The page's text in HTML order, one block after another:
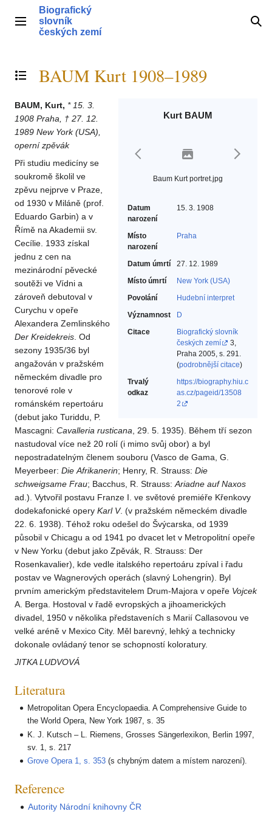
obsahHlavní menu
Biografický
slovník
českých zemí
Přepnout obsah
BAUM Kurt 1908–1989
Kurt BAUM
Baum Kurt portret.jpg
Datum
narození
15. 3. 1908
Místo
narození
Praha
Datum úmrtí
27. 12. 1989
Místo úmrtí
New York (USA)
Povolání
Hudební interpret‎
Významnost
D
Citace
Biografický slovník
českých zemí
3,
Praha 2005, s. 291.
(podrobnější citace)
Trvalý
odkaz
https://biography.hiu.c
as.cz/pageid/13508
2
BAUM, Kurt, * 15. 3.
1908 Praha, † 27. 12.
1989 New York (USA),
operní zpěvák
Při studiu medicíny se
soukromě školil ve
zpěvu nejprve v Praze,
od 1930 v Miláně (prof.
Eduardo Garbin) a v
Římě na Akademii sv.
Cecílie. 1933 získal
jednu z cen na
mezinárodní pěvecké
soutěži ve Vídni a
zároveň debutoval v
Curychu v opeře
Alexandera Zemlinského
Der Kreidekreis . Od
sezony 1935/36 byl
angažován v pražském
německém divadle pro
tenorové role v
románském repertoáru
(debut jako Turiddu, P.
Mascagni: Cavalleria rusticana , 29. 5. 1935). Během tří sezon
nastudoval více než 20 rolí (i mimo svůj obor) a byl
nepostradatelným členem souboru (Vasco de Gama, G.
Meyerbeer: Die Afrikanerin; Henry, R. Strauss: Die
schweigsame Frau; Bacchus, R. Strauss: Ariadne auf Naxos
ad.). Vytvořil postavu Franze I. ve světové premiéře Křenkovy
dodekafonické opery Karl V. (v pražském německém divadle
22. 6. 1938). Téhož roku odešel do Švýcarska, od 1939
působil v Chicagu a od 1941 po dvacet let v Metropolitní opeře
v New Yorku (debut jako Zpěvák, R. Strauss: Der
Rosenkavalier), kde vedle italského repertoáru zpíval i řadu
postav ve Wagnerových operách (slavný Lohengrin). Byl
prvním americkým představitelem Drum-Majora v opeře Vojcek
A. Berga. Hostoval v řadě evropských a jihoamerických
divadel, 1950 v několika představeních s Marií Callasovou ve
velké aréně v Mexico City. Měl barevný, lehký a technicky
dokonale ovládaný tenor se schopností koloratury.
JITKA LUDVOVÁ
Literatura
Metropolitan Opera Encyclopaedia. A Comprehensive Guide to
the World Opera, New York 1987, s. 35
K. J. Kutsch – L. Riemens, Grosses Sängerlexikon, Berlin 1997,
sv. 1, s. 217
Grove Opera 1, s. 353 (s chybným datem a místem narození).
Reference
Autority Národní knihovny ČR